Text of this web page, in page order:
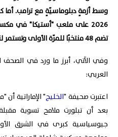
وسط أزمةٍ دبلوماسيّةٍ مع ترامب. أما
2026 على ملعب "أستيكا"
تضم 48 منتخبًا للمرّة الأولى وتستمر لنحو ستة أسابيع.
وفي الآتي، أبرز ما ورد في الصحف
العربي:
اعتبرت صحيفة "الخليج" الإماراتية
بعد أن تبلورت ملامح تسوية
جيوسياسية كبرى في الشرق